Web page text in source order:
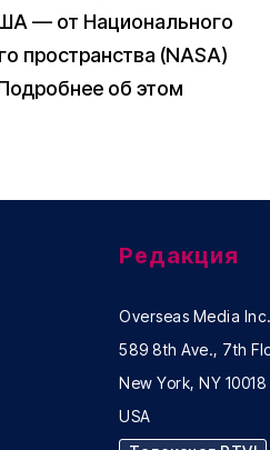
— от Национального
пространства (NASA)
об этом
Редакция
Overseas Media Inc.
589 8th Ave., 7th
New York, NY 10018
USA